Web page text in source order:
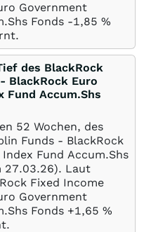
Government
Fonds -1,85 %
des BlackRock
BlackRock Euro
Fund Accum.Shs
52 Wochen, des
Funds - BlackRock
Fund Accum.Shs
27.03.26). Laut
Fixed Income
Government
Fonds +1,65 %